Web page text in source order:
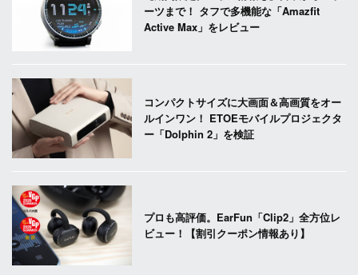
ーツまで！ タフで多機能な「Amazfit
Active Max」をレビュー
コンパクトサイズに大画面＆高画質をオー
ルインワン！ ETOEモバイルプロジェクタ
ー「Dolphin 2」を検証
プロも高評価。EarFun「Clip2」全方位レ
ビュー！【割引クーポン情報あり】